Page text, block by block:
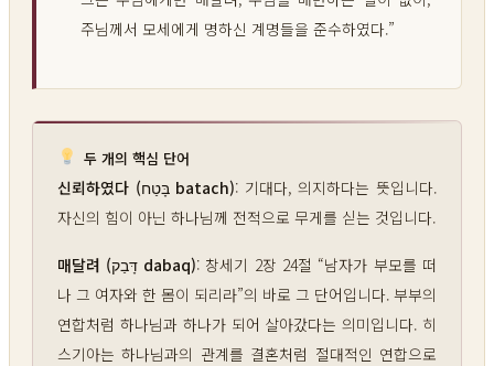
주님께서 모세에게 명하신 계명들을 준수하였다.”
두 개의 핵심 단어
신뢰하였다 (בָּטַח batach): 기대다, 의지하다는 뜻입니다.
자신의 힘이 아닌 하나님께 전적으로 무게를 싣는 것입니다.
매달려 (דָּבַק dabaq): 창세기 2장 24절 “남자가 부모를 떠
나 그 여자와 한 몸이 되리라”의 바로 그 단어입니다. 부부의
연합처럼 하나님과 하나가 되어 살아갔다는 의미입니다. 히
스기아는 하나님과의 관계를 결혼처럼 절대적인 연합으로